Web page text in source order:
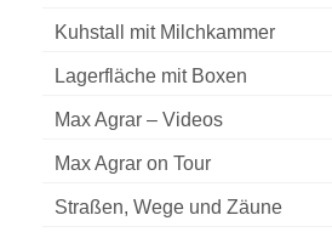
Kuhstall mit Milchkammer
Lagerfläche mit Boxen
Max Agrar – Videos
Max Agrar on Tour
Straßen, Wege und Zäune